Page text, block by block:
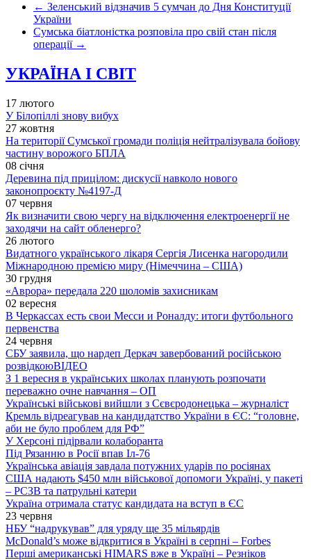
← Зеленський відзначив 5 сумчан до Дня Конституції
України
Сумська біатлоністка розповіла про свій стан після
операції →
УКРАЇНА І СВІТ
17 лютого
У Білопіллі знову вибух
27 жовтня
На території Сумської громади поліція нейтралізувала бойову
частину ворожого БПЛА
08 січня
Деревина під прицілом: дискусії навколо нового
законопроєкту №4197-Д
07 червня
Як визначити свою чергу на відключення електроенергії не
заходячи на сайт обленерго?
26 лютого
Видатного українського лікаря Сергія Лисенка нагородили
Міжнародною премією миру (Німеччина – США)
30 грудня
«Аврора» передала 220 шоломів захисникам
02 вересня
В Черкассах есть свои Месси и Роналду: итоги футбольного
первенства
24 червня
СБУ заявила, що нардеп Деркач завербований російською
розвідкоюВІДЕО
З 1 вересня в українських школах планують розпочати
переважно очне навчання – ОП
Українські військові вийшли з Сєвєродонецька – журналіст
Кремль відреагував на кандидатство України в ЄС: “головне,
аби не було проблем для РФ”
У Херсоні підірвали колаборанта
Під Рязанню в Росії впав Іл-76
Українська авіація завдала потужних ударів по росіянах
США надають $450 млн військової допомоги Україні, у пакеті
– РСЗВ та патрульні катери
Україна отримала статус кандидата на вступ в ЄС
23 червня
НБУ “надрукував” для уряду ще 35 мільярдів
McDonald’s може відкритися в Україні в серпні – Forbes
Перші американські HIMARS вже в Україні – Резніков